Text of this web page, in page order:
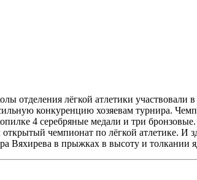
отделения лёгкой атлетики
конкуренцию хозяевам турнира.
4 серебряные медали и три бронзовые.
чемпионат по лёгкой атлетике. И
Вяхирева в прыжках в высоту и толкании